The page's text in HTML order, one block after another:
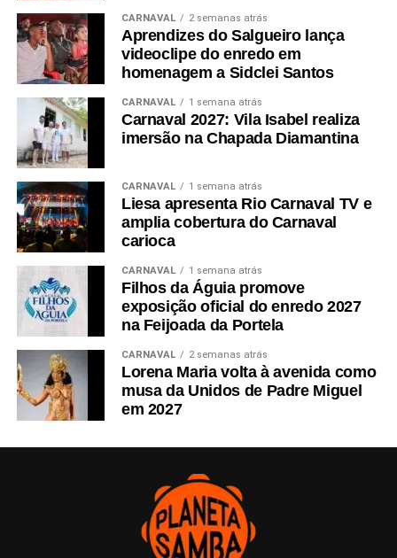
CARNAVAL 2 semanas atrás
Aprendizes do Salgueiro lança
videoclipe do enredo em
homenagem a Sidclei Santos
CARNAVAL 1 semana atrás
Carnaval 2027: Vila Isabel realiza
imersão na Chapada Diamantina
CARNAVAL 1 semana atrás
Liesa apresenta Rio Carnaval TV e
amplia cobertura do Carnaval
carioca
CARNAVAL 1 semana atrás
Filhos da Águia promove
exposição oficial do enredo 2027
na Feijoada da Portela
CARNAVAL 2 semanas atrás
Lorena Maria volta à avenida como
musa da Unidos de Padre Miguel
em 2027